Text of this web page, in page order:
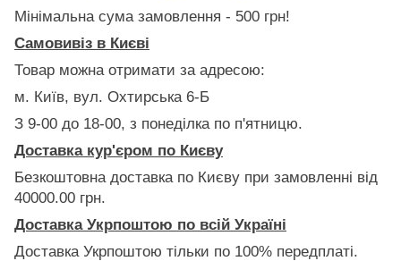
Мінімальна сума замовлення - 500 грн!
Самовивіз в Києві
Товар можна отримати за адресою:
м. Київ, вул. Охтирська 6-Б
З 9-00 до 18-00, з понеділка по п'ятницю.
Доставка кур'єром по Києву
Безкоштовна доставка по Києву при замовленні від
40000.00 грн.
Доставка Укрпоштою по всій Україні
Доставка Укрпоштою тільки по 100% передплаті.